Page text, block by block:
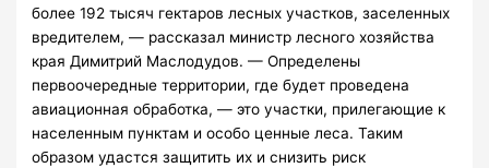
более 192 тысяч гектаров лесных участков, заселенных
вредителем, — рассказал министр лесного хозяйства
края Димитрий Маслодудов. — Определены
первоочередные территории, где будет проведена
авиационная обработка, — это участки, прилегающие к
населенным пунктам и особо ценные леса. Таким
образом удастся защитить их и снизить риск